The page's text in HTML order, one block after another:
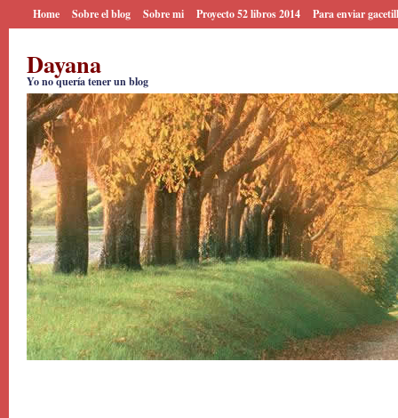
Home Sobre el blog Sobre mi Proyecto 52 libros 2014 Para enviar
Dayana
Yo no quería tener un blog